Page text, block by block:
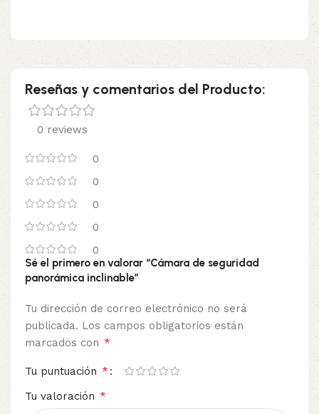
Reseñas y comentarios del Producto:
0 reviews
0
0
0
0
0
Sé el primero en valorar “Cámara de seguridad
panorámica inclinable”
Tu dirección de correo electrónico no será
publicada. Los campos obligatorios están
marcados con *
Tu puntuación *
Tu valoración *